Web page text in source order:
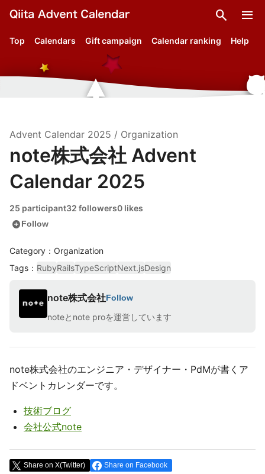
search menu
Top Calendars Gift campaign Calendar ranking Help
Advent Calendar 2025 / Organization
note株式会社 Advent
Calendar 2025
25 participant32 followers0 likes
add_circleFollow
Category：Organization
Tags ： RubyRailsTypeScriptNext.jsDesign
note株式会社Follow
noteとnote proを運営しています
note株式会社のエンジニア・デザイナー・PdMが書くア
ドベントカレンダーです。
技術ブログ
会社公式note
Share on X(Twitter) Share on Facebook